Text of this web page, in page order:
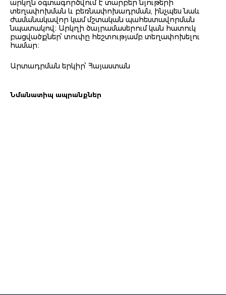
արկղն օգտագործվում է տարբեր նյութերի
տեղափոխման և բեռնափոխադրման, ինչպես նաև
ժամանակավոր կամ մշտական պահեստավորման
նպատակով։ Արկղի ծայրամասերում կան հատուկ
բացվածքներ՝ տուփը հեշտությամբ տեղափոխելու
համար։
Արտադրման երկիր՝ Հայաստան
Նմանատիպ ապրանքներ